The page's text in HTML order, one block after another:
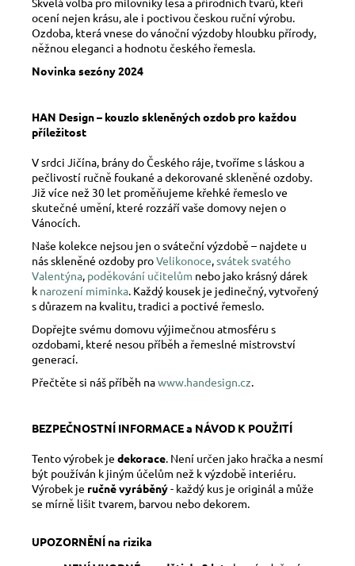
ocení nejen krásu, ale i poctivou českou ruční výrobu.
Ozdoba, která vnese do vánoční výzdoby hloubku přírody,
něžnou eleganci a hodnotu českého řemesla.
Novinka sezóny 2024
HAN Design – kouzlo skleněných ozdob pro každou
příležitost
V srdci Jičína, brány do Českého ráje, tvoříme s láskou a
pečlivostí ručně foukané a dekorované skleněné ozdoby.
Již více než 30 let proměňujeme křehké řemeslo ve
skutečné umění, které rozzáří vaše domovy nejen o
Vánocích.
Naše kolekce nejsou jen o sváteční výzdobě – najdete u
nás skleněné ozdoby proVelikonoce,svátek svatého
Valentýna, poděkování učitelům nebo jako krásný dárek
k narození miminka. Každý kousek je jedinečný, vytvořený
s důrazem na kvalitu, tradici a poctivé řemeslo.
Dopřejte svému domovu výjimečnou atmosféru s
ozdobami, které nesou příběh a řemeslné mistrovství
generací.
Přečtěte si náš příběh nawww.handesign.cz.
BEZPEČNOSTNÍ INFORMACE a NÁVOD K POUŽITÍ
Tento výrobek je dekorace. Není určen jako hračka a nesmí
být používán k jiným účelům než k výzdobě interiéru.
Výrobek je ručně vyráběný- každý kus je originál a může
se mírně lišit tvarem, barvou nebo dekorem.
UPOZORNĚNÍ na rizika